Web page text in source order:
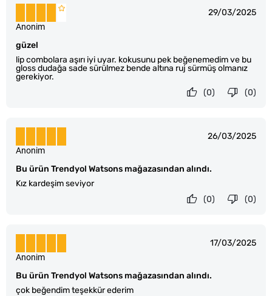
29/03/2025
güzel
lip combolara aşırı iyi uyar. kokusunu pek beğenemedim ve bu
gloss dudağa sade sürülmez bende altına ruj sürmüş olmanız
gerekiyor.
Anonim
(0)
(0)
26/03/2025
Bu ürün Trendyol Watsons mağazasından alındı.
Kız kardeşim seviyor
Anonim
(0)
(0)
17/03/2025
Bu ürün Trendyol Watsons mağazasından alındı.
çok beğendim teşekkür ederim
Anonim